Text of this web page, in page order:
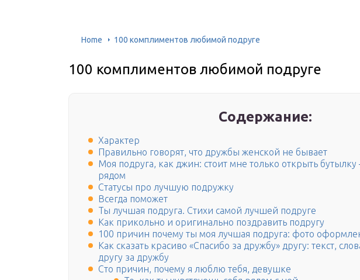
Home 100 комплиментов любимой подруге
100 комплиментов любимой подруге
Содержание:
Характер
Правильно говорят, что дружбы женской не бывает
Моя подруга, как джин: стоит мне только открыть бутылку
рядом
Статусы про лучшую подружку
Всегда поможет
Ты лучшая подруга. Стихи самой лучшей подруге
Как прикольно и оригинально поздравить подругу
100 причин почему ты моя лучшая подруга: фото
Как сказать красиво «Спасибо за дружбу» другу: текст,
другу за дружбу
Cто причин, почему я люблю тебя, девушке